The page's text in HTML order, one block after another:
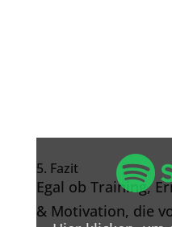
Spotify
anzeigen
5. Fazit
Egal ob Training,
& Motivation, die